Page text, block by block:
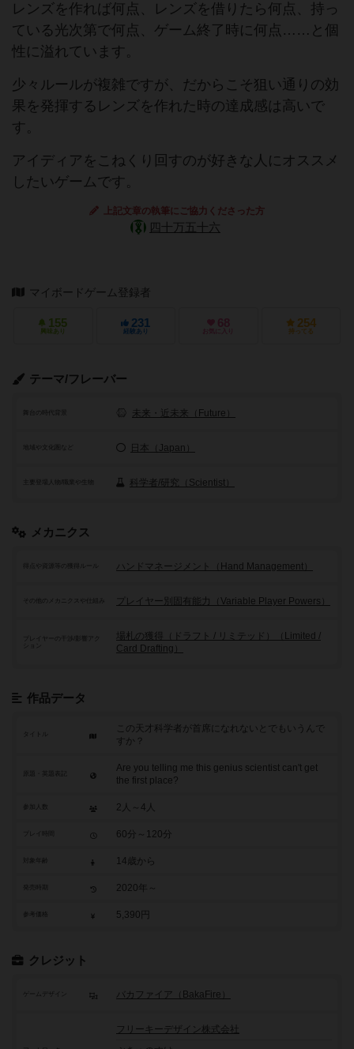
レンズを作れば何点、レンズを借りたら何点、持っ
ている光次第で何点、ゲーム終了時に何点……と個
性に溢れています。
少々ルールが複雑ですが、だからこそ狙い通りの効
果を発揮するレンズを作れた時の達成感は高いで
す。
アイディアをこねくり回すのが好きな人にオススメ
したいゲームです。
上記文章の執筆にご協力くださった方
四十万五十六
マイボードゲーム登録者
155
興味あり
231
経験あり
68
お気に入り
254
持ってる
テーマ/フレーバー
舞台の時代背景 未来・近未来（Future）
地域や文化圏など 日本（Japan）
科学者/研究（Scientist）
メカニクス
ハンドマネージメント（Hand Management）
その他のメカニクスや仕組み プレイヤー別固有能力（Variable Player Powers）
プレイヤーの干渉/影響アク
場札の獲得（ドラフト / リミテッド）（Limited /
Card Drafting）
作品データ
タイトル
この天才科学者が首席になれないとでもいうんで
すか？
Are you telling me this genius scientist can't get
the first place?
参加人数 2人～4人
60分～120分
14歳から
2020年～
参考価格 5,390円
クレジット
ゲームデザイン バカファイア（BakaFire）
フリーキーデザイン株式会社